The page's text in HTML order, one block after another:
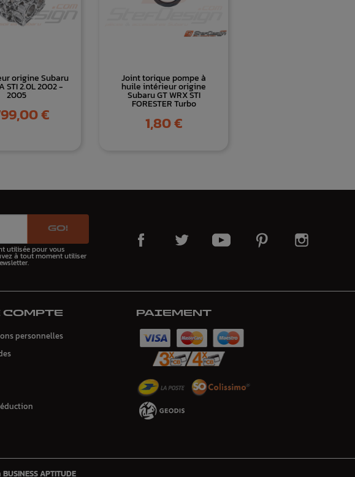
origine Subaru
STI 2.0L 2002 -
2005
€
Joint torique pompe à
huile intérieur origine
Subaru GT WRX STI
FORESTER Turbo
Prix
1,80 €
GO!
utilisée pour vous
à tout moment utiliser
COMPTE
personnelles
PAIEMENT
BUSINESS APTITUDE